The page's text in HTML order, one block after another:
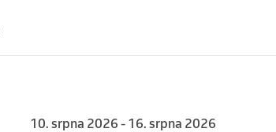
10. srpna 2026 - 16. srpna 2026